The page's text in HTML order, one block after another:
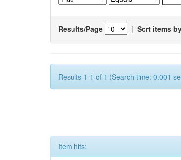
Results/Page | Sort items by
Results 1-1 of 1 (Search time: 0.001
Item hits: